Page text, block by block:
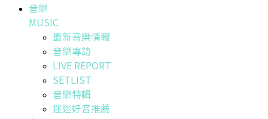
音樂
MUSIC
最新音樂情報
音樂專訪
LIVE REPORT
SETLIST
音樂特輯
迷迷好音推薦